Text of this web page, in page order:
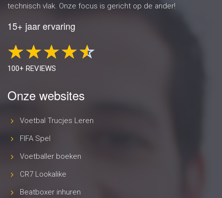
technisch vlak. Onze focus is gericht op de ander!
15+ jaar ervaring
100+ REVIEWS
Onze websites
Voetbal Trucjes Leren
FIFA Spel
Voetballer boeken
CR7 Lookalike
Beatboxer inhuren